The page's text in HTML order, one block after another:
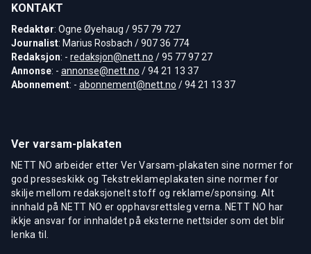
KONTAKT
Redaktør: Ogne Øyehaug / 957 79 727
Journalist: Marius Rosbach / 907 36 774
Redaksjon: - redaksjon@nett.no / 95 77 97 27
Annonse: - annonse@nett.no / 94 21 13 37
Abonnement: - abonnement@nett.no / 94 21 13 37
Ver varsam-plakaten
NETT NO arbeider etter Ver Varsam-plakaten sine normer for
god presseskikk og Tekstreklameplakaten sine normer for
skilje mellom redaksjonelt stoff og reklame/sponsing. Alt
innhald på NETT NO er opphavsrettsleg verna. NETT NO har
ikkje ansvar for innhaldet på eksterne nettsider som det blir
lenka til.